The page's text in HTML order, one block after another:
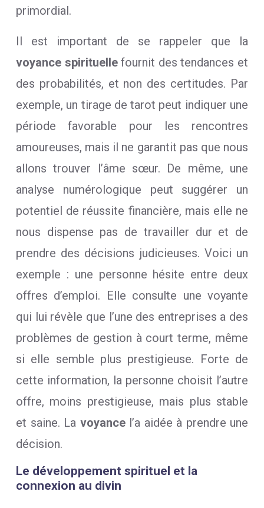
primordial.
Il est important de se rappeler que la
voyance spirituellefournit des tendances et
des probabilités, et non des certitudes. Par
exemple, un tirage de tarot peut indiquer une
période favorable pour les rencontres
amoureuses, mais il ne garantit pas que nous
allons trouver l’âme sœur. De même, une
analyse numérologique peut suggérer un
potentiel de réussite financière, mais elle ne
nous dispense pas de travailler dur et de
prendre des décisions judicieuses. Voici un
exemple : une personne hésite entre deux
offres d’emploi. Elle consulte une voyante
qui lui révèle que l’une des entreprises a des
problèmes de gestion à court terme, même
si elle semble plus prestigieuse. Forte de
cette information, la personne choisit l’autre
offre, moins prestigieuse, mais plus stable
et saine. La voyance l’a aidée à prendre une
décision.
Le développement spirituel et la
connexion au divin